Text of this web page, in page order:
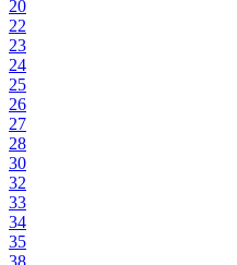
20
22
23
24
25
26
27
28
30
32
33
34
35
38